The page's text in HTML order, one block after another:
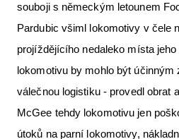
souboji s německým letounem
Pardubic všiml lokomotivy v čele
projíždějícího nedaleko místa
lokomotivu by mohlo být účinným
válečnou logistiku - provedl obrat
McGee tehdy lokomotivu jen
útoků na parní lokomotivy,